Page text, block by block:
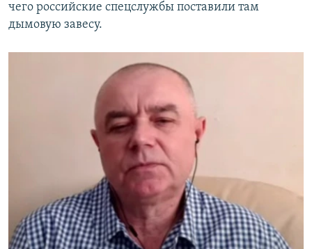
чего российские спецслужбы поставили там
дымовую завесу.